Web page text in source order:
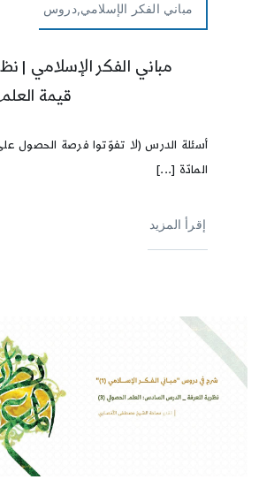
مباني الفكر الإسلامي,دروس
مباني الفكر الإسلامي |
قيمة
أسئلة الدرس (لا تفوّتوا فرصة الحصول
المادّة [...]
إقرأ المزيد